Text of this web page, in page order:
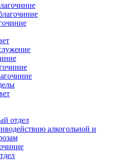
отдел
алкогольной и